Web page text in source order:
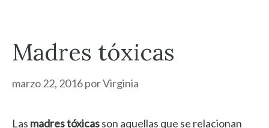
Madres tóxicas
marzo 22, 2016porVirginia
Las madres tóxicasson aquellas que se relacionan